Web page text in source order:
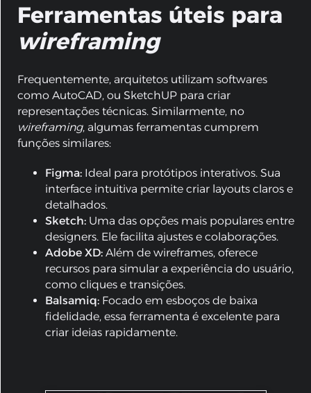
Ferramentas úteis para
wireframing
Frequentemente, arquitetos utilizam softwares
como AutoCAD, ou SketchUP para criar
representações técnicas. Similarmente, no
wireframing, algumas ferramentas cumprem
funções similares:
Figma: Ideal para protótipos interativos. Sua
interface intuitiva permite criar layouts claros e
detalhados.
Sketch: Uma das opções mais populares entre
designers. Ele facilita ajustes e colaborações.
Adobe XD: Além de wireframes, oferece
recursos para simular a experiência do usuário,
como cliques e transições.
Balsamiq: Focado em esboços de baixa
fidelidade, essa ferramenta é excelente para
criar ideias rapidamente.